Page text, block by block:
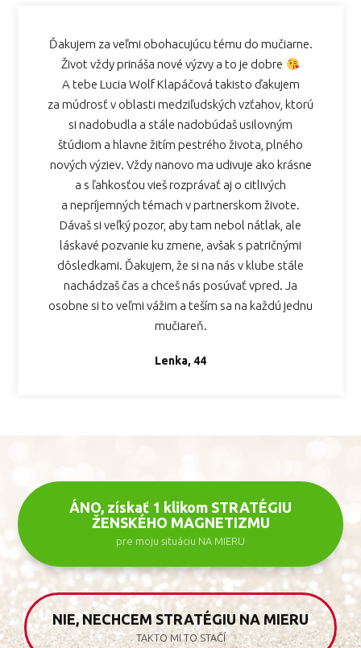
Ďakujem za veľmi obohacujúcu tému do mučiarne.
Život vždy prináša nové výzvy a to je dobre
A tebe Lucia Wolf Klapáčová takisto ďakujem
za múdrosť v oblasti medziľudských vzťahov, ktorú
si nadobudla a stále nadobúdaš usilovným
štúdiom a hlavne žitím pestrého života, plného
nových výziev. Vždy nanovo ma udivuje ako krásne
a s ľahkosťou vieš rozprávať aj o citlivých
a nepríjemných témach v partnerskom živote.
Dávaš si veľký pozor, aby tam nebol nátlak, ale
láskavé pozvanie ku zmene, avšak s patričnými
dôsledkami. Ďakujem, že si na nás v klube stále
nachádzaš čas a chceš nás posúvať vpred. Ja
osobne si to veľmi vážim a teším sa na každú jednu
mučiareň.
Lenka, 44
ÁNO, získať 1 klikom STRATÉGIU
ŽENSKÉHO MAGNETIZMU
pre moju situáciu NA MIERU
NIE, NECHCEM STRATÉGIU NA MIERU
TAKTO MI TO STAČÍ